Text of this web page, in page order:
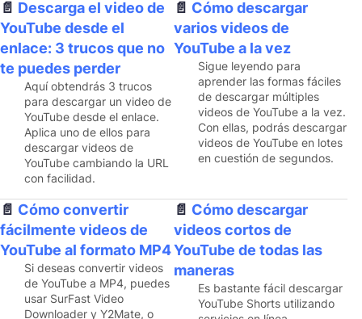
Descarga el video de
YouTube desde el
enlace: 3 trucos que no
te puedes perder
Aquí obtendrás 3 trucos
para descargar un video de
YouTube desde el enlace.
Aplica uno de ellos para
descargar videos de
YouTube cambiando la URL
con facilidad.
Cómo descargar
varios videos de
YouTube a la vez
Sigue leyendo para
aprender las formas fáciles
de descargar múltiples
videos de YouTube a la vez.
Con ellas, podrás descargar
videos de YouTube en lotes
en cuestión de segundos.
Cómo convertir
fácilmente videos de
YouTube al formato MP4
Si deseas convertir videos
de YouTube a MP4, puedes
usar SurFast Video
Downloader y Y2Mate, o
Cómo descargar
videos cortos de
YouTube de todas las
maneras
Es bastante fácil descargar
YouTube Shorts utilizando